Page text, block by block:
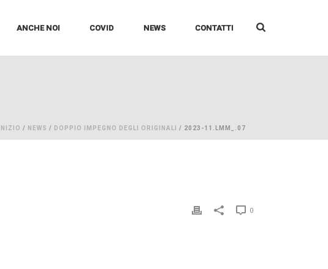
ANCHE NOI COVID NEWS CONTATTI
INIZIO / NEWS / DOPPIO IMPEGNO DEGLI ORIGINALI / 2023-11.LMM_.07
0